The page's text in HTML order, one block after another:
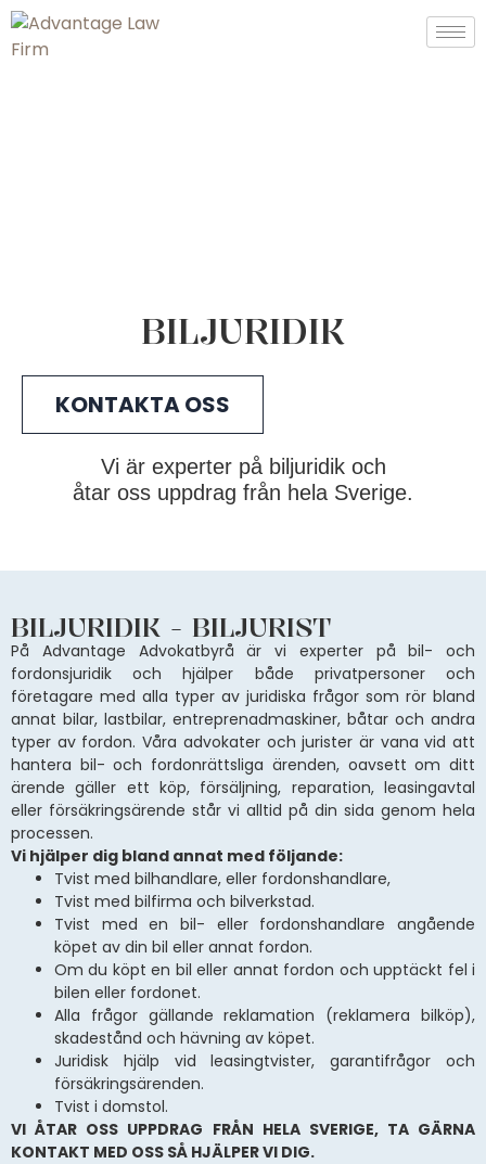
BILJURIDIK
KONTAKTA OSS
Vi är experter på biljuridik och
åtar oss uppdrag från hela Sverige.
BILJURIDIK - BILJURIST
På Advantage Advokatbyrå är vi experter på bil- och
fordonsjuridik och hjälper både privatpersoner och
företagare med alla typer av juridiska frågor som rör bland
annat bilar, lastbilar, entreprenadmaskiner, båtar och andra
typer av fordon. Våra advokater och jurister är vana vid att
hantera bil- och fordonrättsliga ärenden, oavsett om ditt
ärende gäller ett köp, försäljning, reparation, leasingavtal
eller försäkringsärende står vi alltid på din sida genom hela
processen.
Vi hjälper dig bland annat med följande:
Tvist med bilhandlare, eller fordonshandlare,
Tvist med bilfirma och bilverkstad.
Tvist med en bil- eller fordonshandlare angående
köpet av din bil eller annat fordon.
Om du köpt en bil eller annat fordon och upptäckt fel i
bilen eller fordonet.
Alla frågor gällande reklamation (reklamera bilköp),
skadestånd och hävning av köpet.
Juridisk hjälp vid leasingtvister, garantifrågor och
försäkringsärenden.
Tvist i domstol.
VI ÅTAR OSS UPPDRAG FRÅN HELA SVERIGE, TA GÄRNA
KONTAKT MED OSS SÅ HJÄLPER VI DIG.